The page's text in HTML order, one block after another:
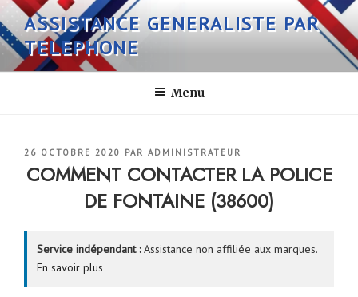
Aller
au
contenu
principal
ASSISTANCE GENERALISTE PAR
TELEPHONE
Menu
PUBLIÉ
LE
26 OCTOBRE 2020 PAR ADMINISTRATEUR
COMMENT CONTACTER LA POLICE
DE FONTAINE (38600)
Service indépendant :Assistance non affiliée aux marques.
En savoir plus